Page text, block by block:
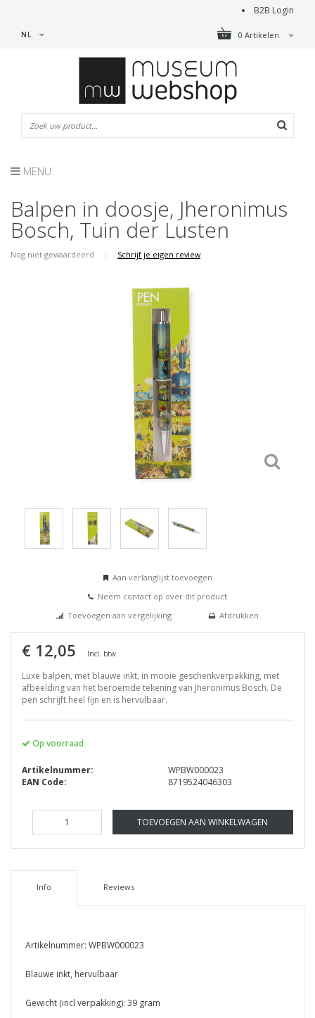
B2B Login
0 Artikelen
NL
MENU
Balpen in doosje, Jheronimus
Bosch, Tuin der Lusten
Nog niet gewaardeerd | Schrijf je eigen review
Aan verlanglijst toevoegen
Neem contact op over dit product
Toevoegen aan vergelijking
Afdrukken
€ 12,05 Incl. btw
Luxe balpen, met blauwe inkt, in mooie geschenkverpakking, met
afbeelding van het beroemde tekening van Jheronimus Bosch. De
pen schrijft heel fijn en is hervulbaar.
Op voorraad
Artikelnummer:
WPBW000023
EAN Code:
8719524046303
TOEVOEGEN AAN WINKELWAGEN
Info Reviews
Artikelnummer: WPBW000023
Blauwe inkt, hervulbaar
Gewicht (incl verpakking): 39 gram